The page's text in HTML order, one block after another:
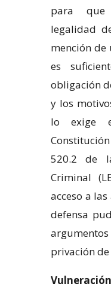
para
legalidad
mención de
es
obligación
y los
lo exige
520.2 de
Criminal
acceso a
defensa
privación